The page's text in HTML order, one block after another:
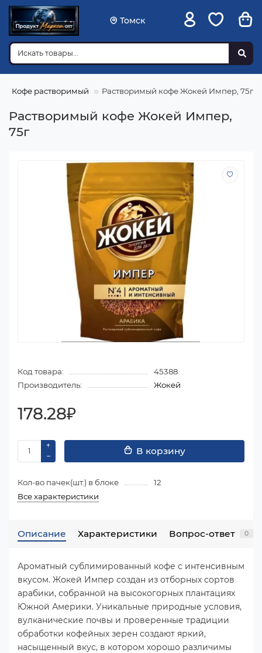
Томск
Кофе растворимый Растворимый кофе Жокей Импер, 75г
Растворимый кофе Жокей Импер,
75г
Код товара:
45388
Производитель:
Жокей
178.28₽
В корзину
Кол-во пачек(шт.) в блоке
12
Все характеристики
Описание Характеристики Вопрос-ответ 0
Ароматный сублимированный кофе с интенсивным
вкусом. Жокей Импер создан из отборных сортов
арабики, собранной на высокогорных плантациях
Южной Америки. Уникальные природные условия,
вулканические почвы и проверенные традиции
обработки кофейных зерен создают яркий,
насыщенный вкус, в котором хорошо различимы